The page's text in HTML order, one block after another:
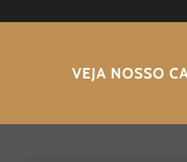
VEJA NOSSO